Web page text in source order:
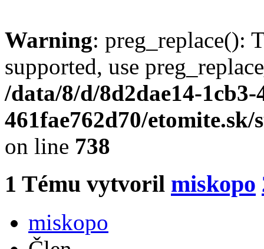
Warning: preg_replace():
supported, use
/data/8/d/8d2dae14-1cb3-
461fae762d70/
on line 738
1 Tému vytvoril miskopo
miskopo